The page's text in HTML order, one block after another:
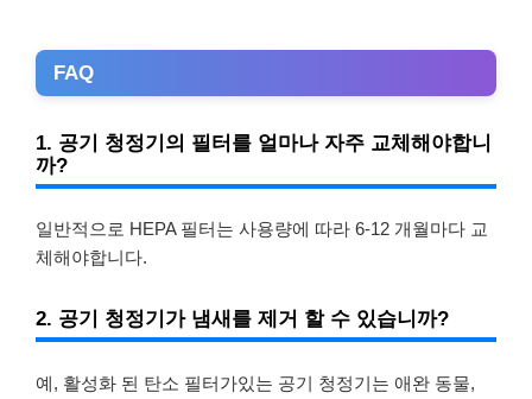
FAQ
1. 공기 청정기의 필터를 얼마나 자주 교체해야합니
까?
일반적으로 HEPA 필터는 사용량에 따라 6-12 개월마다 교
체해야합니다.
2. 공기 청정기가 냄새를 제거 할 수 있습니까?
예, 활성화 된 탄소 필터가있는 공기 청정기는 애완 동물,